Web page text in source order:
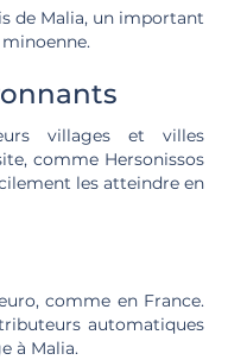
de Malia, un important
villages et villes
comme Hersonissos
les atteindre en
comme en France.
automatiques
à Malia.